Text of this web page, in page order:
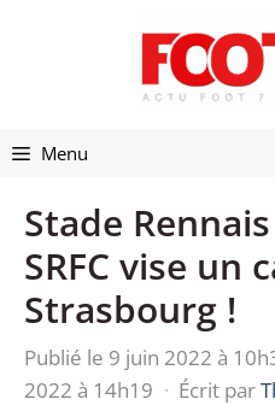
Menu
Stade
SRFC vise un
Strasbourg !
Publié le 9 juin 2022 à
2022 à 14h19 · Écrit par